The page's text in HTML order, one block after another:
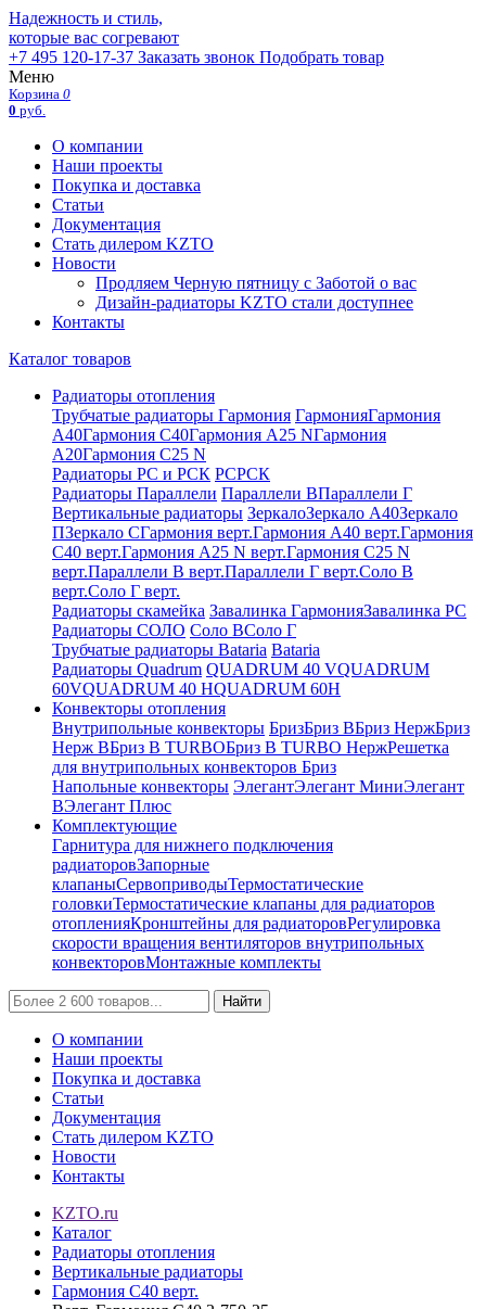
Надежность и стиль,
которые вас согревают
+7 495 120-17-37 Заказать звонок Подобрать товар
Меню
Корзина 0
0 руб.
О компании
Наши проекты
Покупка и доставка
Статьи
Документация
Стать дилером KZTO
Новости
Продляем Черную пятницу с Заботой о вас
Дизайн-радиаторы KZTO стали доступнее
Контакты
Каталог товаров
Радиаторы отопления
Трубчатые радиаторы Гармония ГармонияГармония
А40Гармония С40Гармония А25 NГармония
А20Гармония С25 N
Радиаторы РС и РСК РСРСК
Радиаторы Параллели Параллели ВПараллели Г
Вертикальные радиаторы ЗеркалоЗеркало А40Зеркало
ПЗеркало СГармония верт.Гармония А40 верт.Гармония
С40 верт.Гармония А25 N верт.Гармония С25 N
верт.Параллели В верт.Параллели Г верт.Соло В
верт.Соло Г верт.
Радиаторы скамейка Завалинка ГармонияЗавалинка РС
Радиаторы СОЛО Соло ВСоло Г
Трубчатые радиаторы Bataria Bataria
Радиаторы Quadrum QUADRUM 40 VQUADRUM
60VQUADRUM 40 HQUADRUM 60H
Конвекторы отопления
Внутрипольные конвекторы БризБриз ВБриз НержБриз
Нерж ВБриз В TURBOБриз В TURBO НержРешетка
для внутрипольных конвекторов Бриз
Напольные конвекторы ЭлегантЭлегант МиниЭлегант
ВЭлегант Плюс
Комплектующие
Гарнитура для нижнего подключения
радиаторовЗапорные
клапаныСервоприводыТермостатические
головкиТермостатические клапаны для радиаторов
отопленияКронштейны для радиаторовРегулировка
скорости вращения вентиляторов внутрипольных
конвекторовМонтажные комплекты
Найти
О компании
Наши проекты
Покупка и доставка
Статьи
Документация
Стать дилером KZTO
Новости
Контакты
KZTO.ru
Каталог
Радиаторы отопления
Вертикальные радиаторы
Гармония С40 верт.